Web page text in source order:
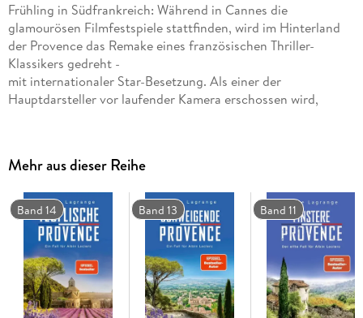
Frühling in Südfrankreich: Während in Cannes die
glamourösen Filmfestspiele stattfinden, wird im Hinterland
der Provence das Remake eines französischen Thriller-
Klassikers gedreht -
mit internationaler Star-Besetzung. Als einer der
Hauptdarsteller vor laufender Kamera erschossen wird,
groß, denn scheinbar jeder hat ein Motiv, vom eifersüchtigen
Schauspieler über den ehrgeizigen Regieassistenten bis zum
undurchsichtigen Produzenten. Nach einem weiteren
Mordanschlag wird Albin und Tyson klar: Ein Killer ist am Set.
Und er ist noch nicht fertig.
Mehr aus dieser Reihe
Band 14 Band 13 Band 11